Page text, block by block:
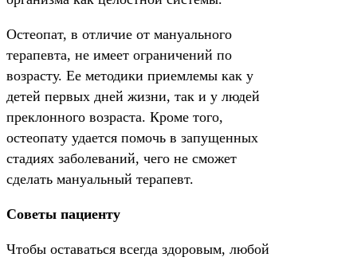
Остеопат, в отличие от мануального
терапевта, не имеет ограничений по
возрасту. Ее методики приемлемы как у
детей первых дней жизни, так и у людей
преклонного возраста. Кроме того,
остеопату удается помочь в запущенных
стадиях заболеваний, чего не сможет
сделать мануальный терапевт.
Советы пациенту
Чтобы оставаться всегда здоровым, любой